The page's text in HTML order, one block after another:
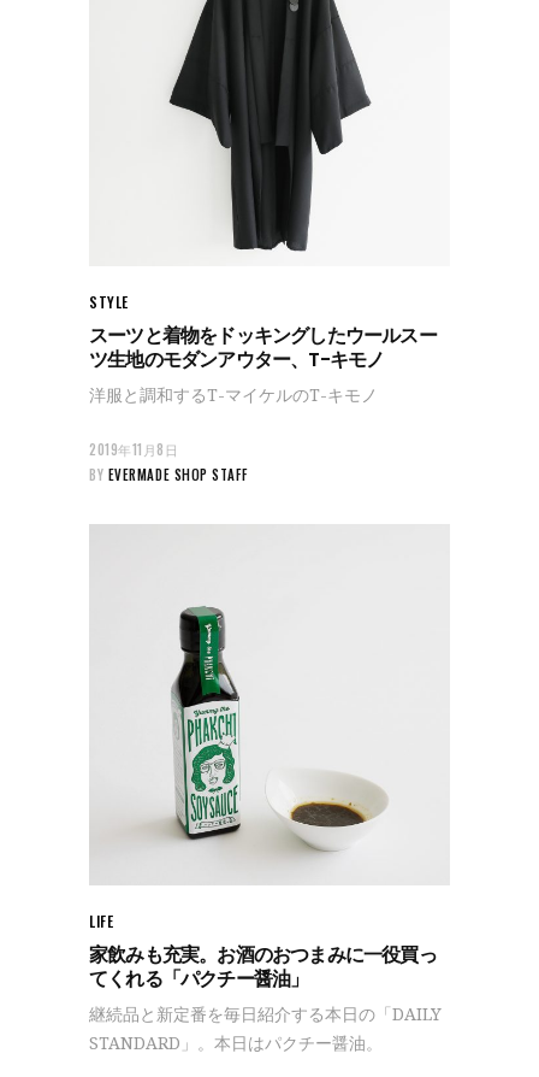
STYLE
スーツと着物をドッキングしたウールスー
ツ生地のモダンアウター、T-キモノ
洋服と調和するT-マイケルのT-キモノ
2019年11月8日
BY EVERMADE SHOP STAFF
LIFE
家飲みも充実。お酒のおつまみに一役買っ
てくれる「パクチー醤油」
継続品と新定番を毎日紹介する本日の「DAILY
STANDARD」。本日はパクチー醤油。